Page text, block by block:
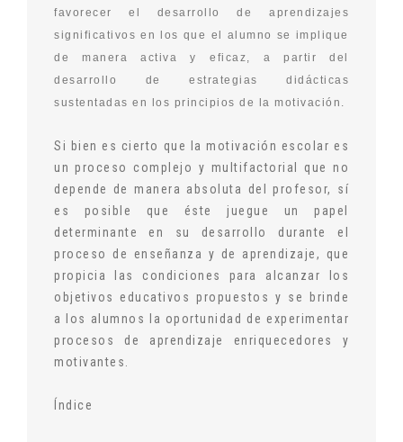
favorecer el desarrollo de aprendizajes
significativos en los que el alumno se implique
de manera activa y eficaz, a partir del
desarrollo de estrategias didácticas
sustentadas en los principios de la motivación.
Si bien es cierto que la motivación escolar es
un proceso complejo y multifactorial que no
depende de manera absoluta del profesor, sí
es posible que éste juegue un papel
determinante en su desarrollo durante el
proceso de enseñanza y de aprendizaje, que
propicia las condiciones para alcanzar los
objetivos educativos propuestos y se brinde
a los alumnos la oportunidad de experimentar
procesos de aprendizaje enriquecedores y
motivantes.
Índice